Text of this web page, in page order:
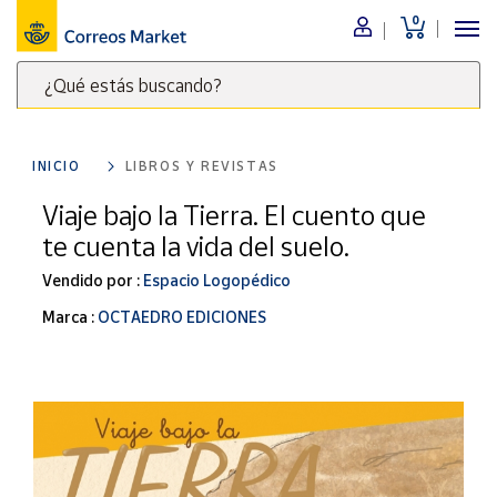
0
¿Qué estás buscando?
clave
para
buscar
productos
Correos
Menú
Nuestro
catálogo
Alimentación
Bebidas
Ocio y cultura
Juguetes y
Merchandising
Tienda de
Correos
INICIO LIBROS Y REVISTAS
Viaje bajo la Tierra. El cuento que
te cuenta la vida del suelo.
Vendido por : Espacio Logopédico
Marca : OCTAEDRO EDICIONES